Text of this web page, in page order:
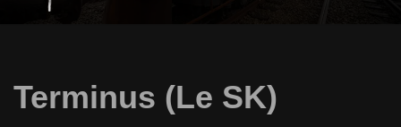
Terminus (Le SK)